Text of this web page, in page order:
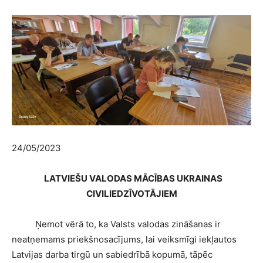
24/05/2023
LATVIEŠU VALODAS MĀCĪBAS UKRAINAS
CIVILIEDZĪVOTĀJIEM
Ņemot vērā to, ka Valsts valodas zināšanas ir
neatņemams priekšnosacījums, lai veiksmīgi iekļautos
Latvijas darba tirgū un sabiedrībā kopumā, tāpēc